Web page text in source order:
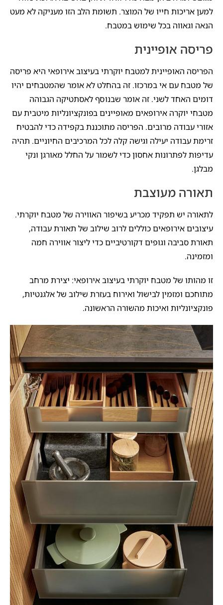
למען אריכות חייו של המוצר. תשומת הלב הזו מעניקה לא מעט
הנאה וגאווה בכל שימוש במטבח.
פריסה אופיינית
הפריסה האופיינית למטבח יוקרתי בעיצוב אירופאי היא פריסה
של מטבח עם אי במרכזו. זה בהחלט לא אומר שהמטבחים יהיו
דומים האחד לשני. זה אומר שבנוסף לאסתטיקה הגבוהה
מטבחי יוקרה אירופאים מאופיינים בפונקציונליות מיטבית עם
אזורי עבודה מרובים. הפריסה מתוכננת בקפידה כדי להבטיח
זרימת עבודה יעילה וגישה קלה לכל המרכיבים החיוניים. תהיה
עדיפות לפתרונות אחסון כדי לשמור על החלל מאורגן ונקי
מבלגן.
תאורה מעוצבת
לתאורה יש תפקיד מכריע בשיפור האווירה של מטבח יוקרתי.
עיצובים אירופאים כוללים לרוב שילוב של תאורת עבודה,
תאורת סביבה וגופים דקורטיביים כדי ליצור אווירה חמה
ומזמינה.
זו מהותו של מטבח יוקרתי בעיצוב אירופאי: יצירת מרחב
מתוחכם ומזמין לבישול ואירוח בעזרת שילוב של אלגנטיות,
פונקציונליות ואיכות מהשורה הראשונה.